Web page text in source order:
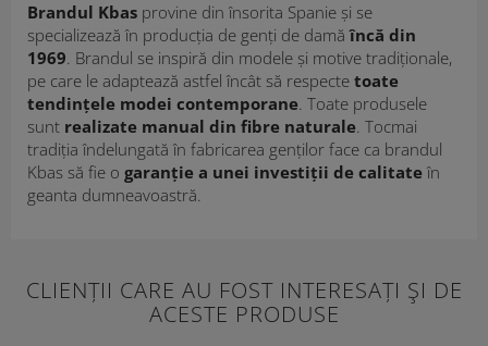
Brandul Kbas provine din însorita Spanie și se
specializează în producția de genți de damăîncă din
1969. Brandul se inspiră din modele și motive tradiționale,
pe care le adaptează astfel încât să respecte toate
tendințele modei contemporane. Toate produsele
sunt realizate manual din fibre naturale. Tocmai
tradiția îndelungată în fabricarea genților face ca brandul
Kbas să fie o garanție a unei investiții de calitate în
geanta dumneavoastră.
CLIENȚII CARE AU FOST INTERESAȚI ŞI DE
ACESTE PRODUSE